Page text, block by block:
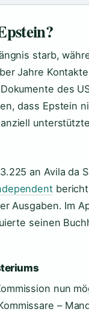
starb,
Jahre
des
dass Epstein
an Avila da
Ausgaben. Im
seinen
nun
–